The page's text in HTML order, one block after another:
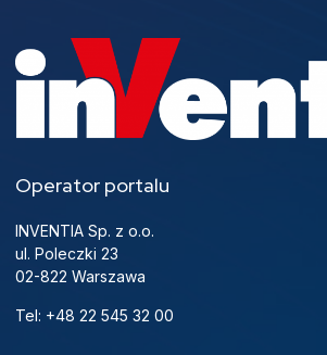
Operator portalu
INVENTIA Sp. z o.o.
ul. Poleczki 23
02-822 Warszawa
Tel: +48 22 545 32 00